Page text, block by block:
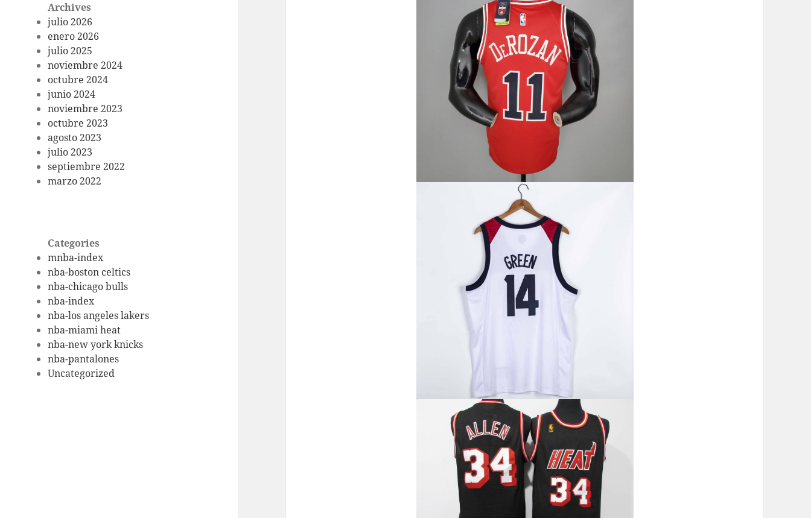
Archives
julio 2026
enero 2026
julio 2025
noviembre 2024
octubre 2024
junio 2024
noviembre 2023
octubre 2023
agosto 2023
julio 2023
septiembre 2022
marzo 2022
Categories
mnba-index
nba-boston celtics
nba-chicago bulls
nba-index
nba-los angeles lakers
nba-miami heat
nba-new york knicks
nba-pantalones
Uncategorized